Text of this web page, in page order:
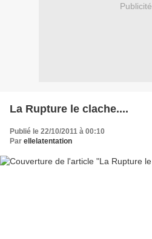
Publicité
La Rupture le clache....
Publié le 22/10/2011 à 00:10
Par ellelatentation